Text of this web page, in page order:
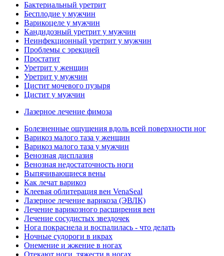
Бактериальный уретрит
Бесплодие у мужчин
Варикоцеле у мужчин
Кандидозный уретрит у мужчин
Неинфекционный уретрит у мужчин
Проблемы с эрекцией
Простатит
Уретрит у женщин
Уретрит у мужчин
Цистит мочевого пузыря
Цистит у мужчин
Лазерное лечение фимоза
Болезненные ощущения вдоль всей поверхности ног
Варикоз малого таза у женщин
Варикоз малого таза у мужчин
Венозная дисплазия
Венозная недостаточность ноги
Выпячивающиеся вены
Как лечат варикоз
Клеевая облитерация вен VenaSeal
Лазерное лечение варикоза (ЭВЛК)
Лечение варикозного расширения вен
Лечение сосудистых звездочек
Нога покраснела и воспалилась - что делать
Ночные судороги в икрах
Онемение и жжение в ногах
Отекают ноги, тяжести в ногах